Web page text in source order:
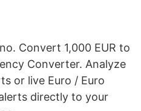
Convert 1,000 EUR to
Converter. Analyze
or live Euro / Euro
directly to your